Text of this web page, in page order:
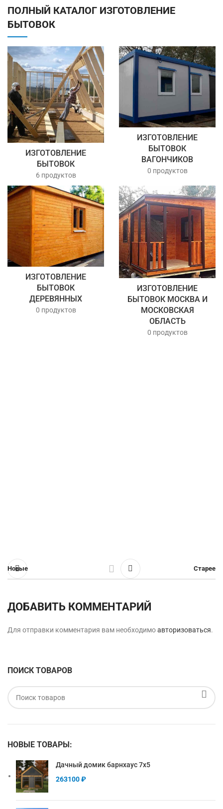
ПОЛНЫЙ КАТАЛОГ ИЗГОТОВЛЕНИЕ
БЫТОВОК
ИЗГОТОВЛЕНИЕ
БЫТОВОК
6 продуктов
ИЗГОТОВЛЕНИЕ
БЫТОВОК
ВАГОНЧИКОВ
0 продуктов
ИЗГОТОВЛЕНИЕ
БЫТОВОК
ДЕРЕВЯННЫХ
0 продуктов
ИЗГОТОВЛЕНИЕ
БЫТОВОК МОСКВА И
МОСКОВСКАЯ
ОБЛАСТЬ
0 продуктов
Новые Старее
ДОБАВИТЬ КОММЕНТАРИЙ
Для отправки комментария вам необходимоавторизоваться.
ПОИСК ТОВАРОВ
НОВЫЕ ТОВАРЫ:
Дачный домик барнхаус 7х5
263100₽